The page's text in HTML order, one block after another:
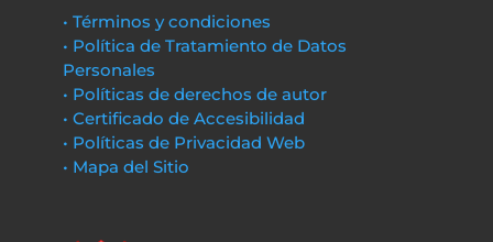
• Términos y condiciones
• Política de Tratamiento de Datos
Personales
• Políticas de derechos de autor
• Certificado de Accesibilidad
• Políticas de Privacidad Web
• Mapa del Sitio